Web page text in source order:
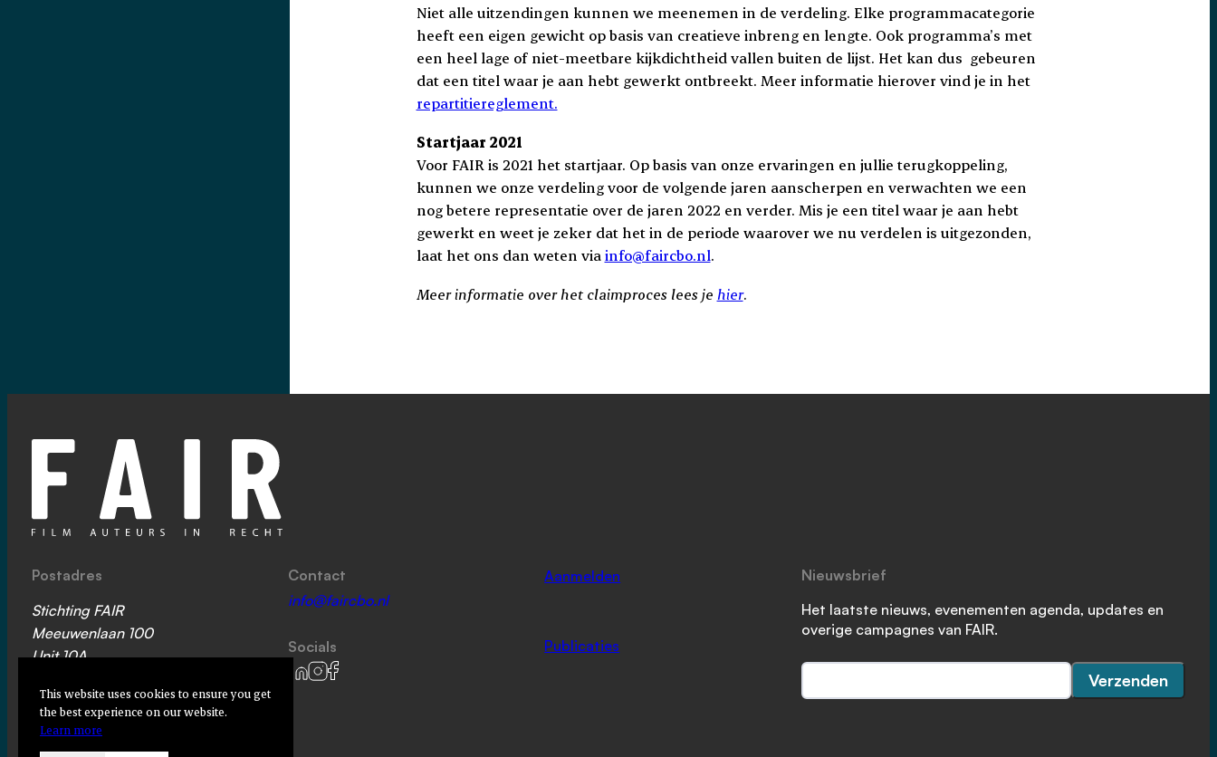
Niet alle uitzendingen kunnen we meenemen in de verdeling. Elke programmacategorie
heeft een eigen gewicht op basis van creatieve inbreng en lengte. Ook programma’s met
een heel lage of niet-meetbare kijkdichtheid vallen buiten de lijst. Het kan dus gebeuren
dat een titel waar je aan hebt gewerkt ontbreekt. Meer informatie hierover vind je in het
repartitiereglement.
Startjaar 2021
Voor FAIR is 2021 het startjaar. Op basis van onze ervaringen en jullie terugkoppeling,
kunnen we onze verdeling voor de volgende jaren aanscherpen en verwachten we een
nog betere representatie over de jaren 2022 en verder. Mis je een titel waar je aan hebt
gewerkt en weet je zeker dat het in de periode waarover we nu verdelen is uitgezonden,
laat het ons dan weten viainfo@faircbo.nl.
Meer informatie over het claimproces lees je hier.
Postadres
Stichting FAIR
Meeuwenlaan 100
Unit 10A
KvK: 76644073
Contact
info@faircbo.nl
Socials
Aanmelden
Publicaties
Nieuwsbrief
Het laatste nieuws, evenementen agenda, updates en
overige campagnes van FAIR.
Verzenden
This website uses cookies to ensure you get
the best experience on our website.
Learn more